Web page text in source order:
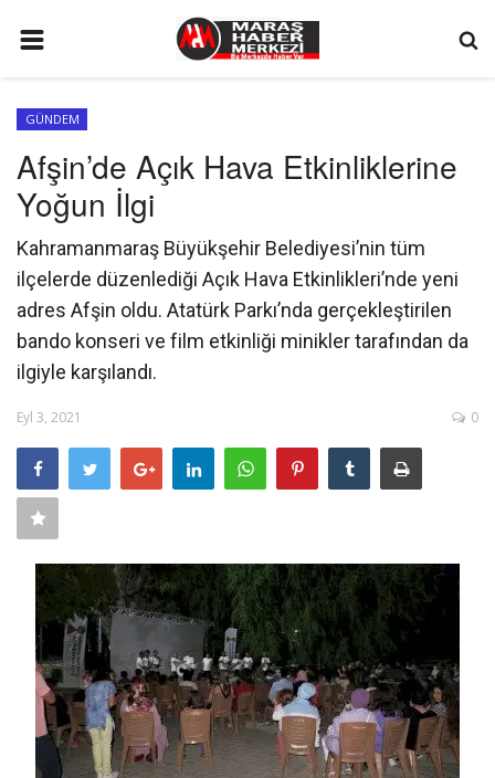
GÜNDEM
SİYASET
EKONOMİ
EĞİTİM
SPOR
İLETİŞİM
KÜNYE
KÜLTÜR SANAT
SAĞLIK
FİRMA HABER
OTURUM AÇ
KAYIT
GÜNDEM
Afşin’de Açık Hava Etkinliklerine
Yoğun İlgi
Kahramanmaraş Büyükşehir Belediyesi’nin tüm
ilçelerde düzenlediği Açık Hava Etkinlikleri’nde yeni
adres Afşin oldu. Atatürk Parkı’nda gerçekleştirilen
bando konseri ve film etkinliği minikler tarafından da
ilgiyle karşılandı.
Eyl 3, 2021 0